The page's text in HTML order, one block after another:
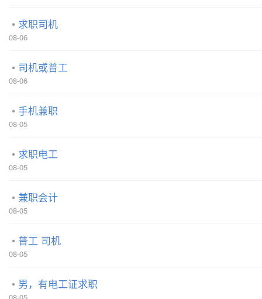
求职司机
08-06
司机或普工
08-06
手机兼职
08-05
求职电工
08-05
兼职会计
08-05
普工 司机
08-05
男，有电工证求职